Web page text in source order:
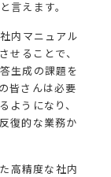
言えます。
内マニュアル
せることで、
生成の課題を
皆さんは必要
ようになり、
復的な業務か
高精度な社内